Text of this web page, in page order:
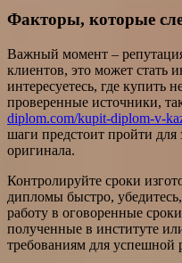
Факторы, которые
Важный момент –
клиентов, это может стать
интересуетесь, где купить
проверенные источники,
diplom.com/kupit-diplom-v-
шаги предстоит пройти для
оригинала.
Контролируйте сроки
дипломы быстро,
работу в оговоренные
полученные в институте
требованиям для